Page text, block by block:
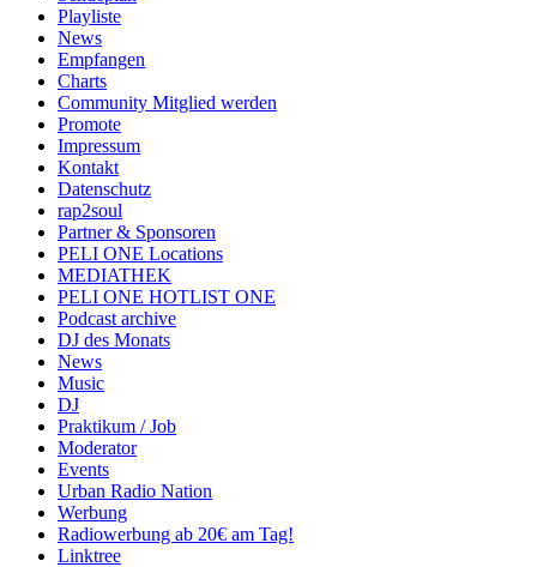
Playliste
News
Empfangen
Charts
Community Mitglied werden
Promote
Impressum
Kontakt
Datenschutz
rap2soul
Partner & Sponsoren
PELI ONE Locations
MEDIATHEK
PELI ONE HOTLIST ONE
Podcast archive
DJ des Monats
News
Music
DJ
Praktikum / Job
Moderator
Events
Urban Radio Nation
Werbung
Radiowerbung ab 20€ am Tag!
Linktree